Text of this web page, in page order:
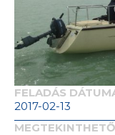
FELADÁS
2017-02-13
MEGTEKINTHETŐ